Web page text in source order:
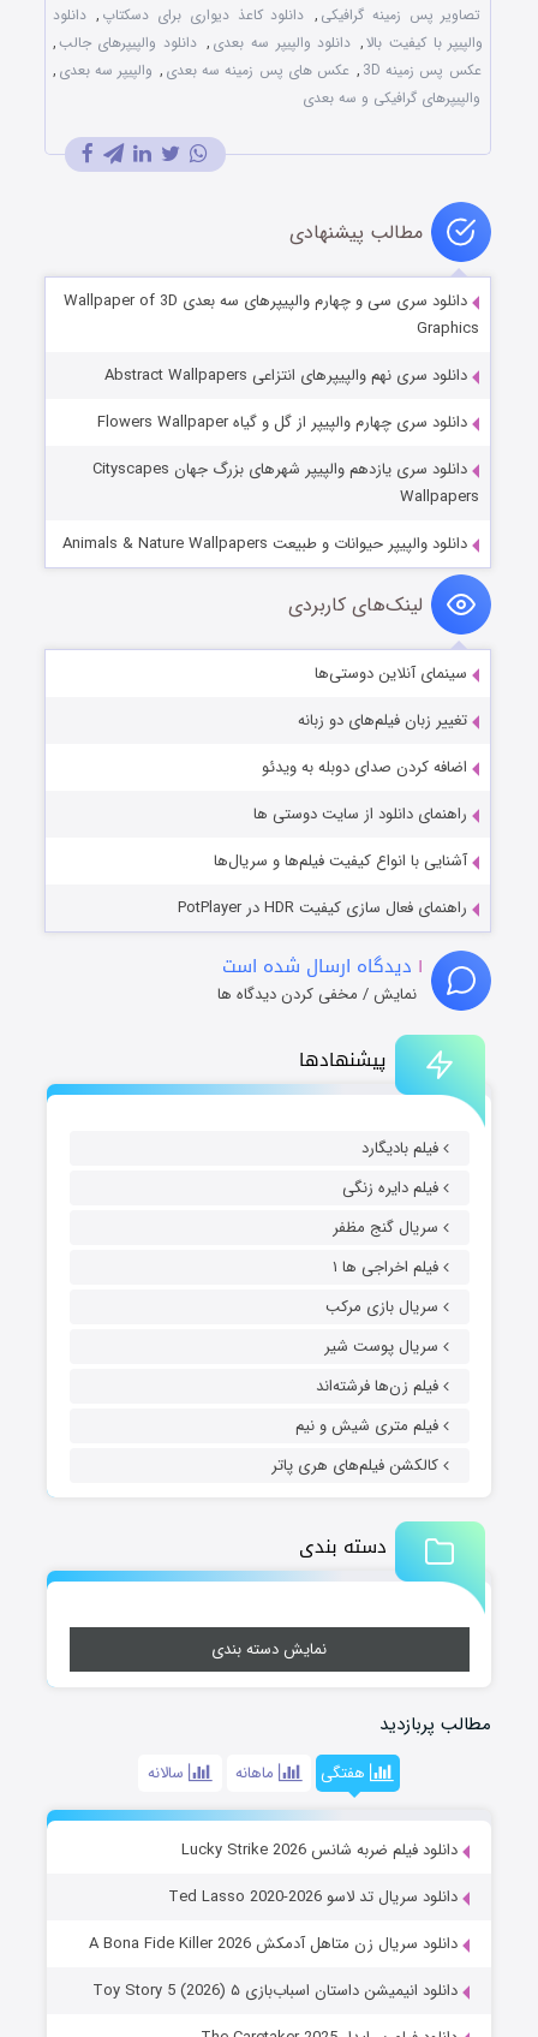
پیشنهادها
فیلم بادیگارد
فیلم دایره زنگی
سریال گنج مظفر
فیلم اخراجی ها ۱
سریال بازی مرکب
سریال پوست شیر
فیلم زن‌ها فرشته‌اند
فیلم متری شیش و نیم
کالکشن فیلم‌های هری پاتر
دسته بندی
نمایش دسته بندی
مطالب پربازدید
هفتگی ماهانه سالانه
دانلود فیلم ضربه شانس Lucky Strike 2026
دانلود سریال تد لاسو Ted Lasso 2020-2026
دانلود سریال زن متاهل آدمکش A Bona Fide Killer 2026
دانلود انیمیشن داستان اسباب‌بازی ۵ Toy Story 5 (2026)
تصاویر پس زمینه گرافیکی , دانلود کاعذ دیواری برای دسکتاپ , دانلود
والپیپر با کیفیت بالا, دانلود والپیپر سه بعدی , دانلود والپیپرهای جالب,
عکس پس زمینه 3D
, عکس های پس زمینه سه بعدی , والپیپر سه بعدی ,
والپیپرهای گرافیکی و سه بعدی
مطالب پیشنهادی
دانلود سری سی و چهارم والپیپرهای سه بعدی Wallpaper of 3D
Graphics
دانلود سری نهم والپیپرهای انتزاعی Abstract Wallpapers
دانلود سری چهارم والپیپر از گل و گیاه Flowers Wallpaper
دانلود سری یازدهم والپیپر شهرهای بزرگ جهان Cityscapes
Wallpapers
دانلود والپیپر حیوانات و طبیعت Animals & Nature Wallpapers
لینک‌های کاربردی
سینمای آنلاین دوستی‌ها
تغییر زبان فیلم‌های دو زبانه
اضافه کردن صدای دوبله به ویدئو
راهنمای دانلود از سایت دوستی ها
آشنایی با انواع کیفیت فیلم‌ها و سریال‌ها
راهنمای فعال سازی کیفیت HDR در PotPlayer
۱ دیدگاه ارسال شده است
نمایش / مخفی کردن دیدگاه ها